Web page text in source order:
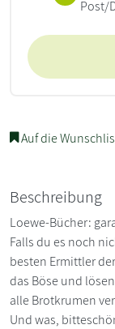
Post/
Auf die
Beschreibung
Loewe-Bücher:
Falls du es noch
besten Ermittler
das Böse und
alle Brotkrumen
Und was,